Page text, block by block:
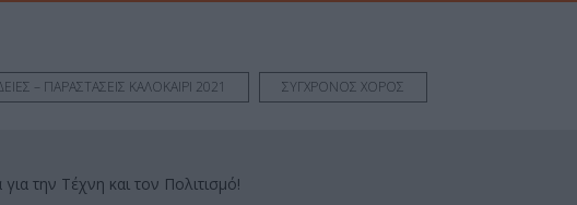
– ΠΑΡΑΣΤΑΣΕΙΣ ΚΑΛΟΚΑΙΡΙ 2021 ΣΥΓΧΡΟΝΟΣ ΧΟΡΟΣ
την Τέχνη και τον Πολιτισμό!